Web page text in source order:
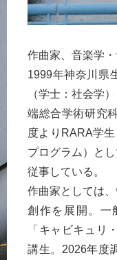
作曲家、音楽学・
1999年神奈川県
（学士：社会学
端総合学術研究
度よりRARA学
プログラム）と
従事している。
作曲家としては
創作を展開。一
「キャビキュリ
講生。2026年度